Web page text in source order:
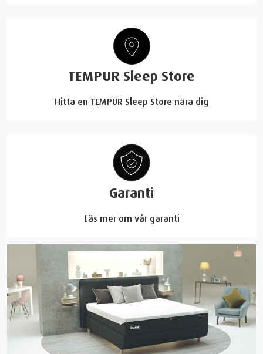
TEMPUR Sleep Store
Hitta en TEMPUR Sleep Store nära dig
Garanti
Läs mer om vår garanti